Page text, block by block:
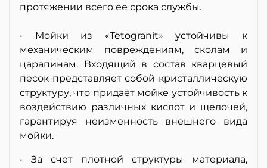
протяжении всего ее срока службы.
• Мойки из «Tetogranit» устойчивы к
механическим повреждениям, сколам и
царапинам. Входящий в состав кварцевый
песок представляет собой кристаллическую
структуру, что придаёт мойке устойчивость к
воздействию различных кислот и щелочей,
гарантируя неизменность внешнего вида
мойки.
• За счет плотной структуры материала,